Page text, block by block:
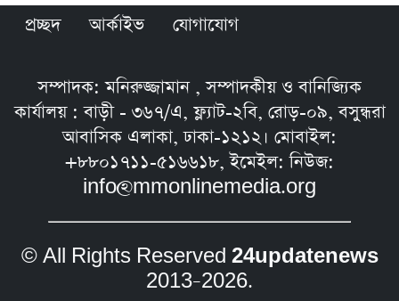
প্রচ্ছদ আর্কাইভ যোগাযোগ
সম্পাদক: মনিরুজ্জামান , সম্পাদকীয় ও বানিজ্যিক
কার্যালয় : বাড়ী - ৩৬৭/এ, ফ্ল্যাট-২বি, রোড়-০৯, বসুন্ধরা
আবাসিক এলাকা, ঢাকা-১২১২। মোবাইল:
+৮৮০১৭১১-৫১৬৬১৮, ইমেইল: নিউজ:
info@mmonlinemedia.org
© All Rights Reserved 24updatenews
2013–2026.